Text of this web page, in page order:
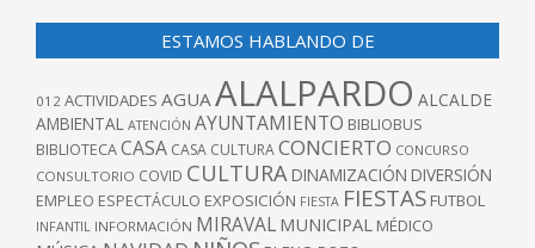
ESTAMOS HABLANDO DE
012 ACTIVIDADES AGUAALALPARDO ALCALDE
AMBIENTAL ATENCIÓN AYUNTAMIENTO BIBLIOBUS
BIBLIOTECACASA CASA CULTURACONCIERTO CONCURSO
CONSULTORIO COVID CULTURA DINAMIZACIÓN DIVERSIÓN
EMPLEO ESPECTÁCULO EXPOSICIÓN FIESTA FIESTAS FUTBOL
INFANTIL INFORMACIÓN MIRAVAL MUNICIPAL MÉDICO